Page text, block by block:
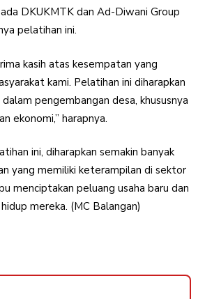
DKUKMTK dan Ad-Diwani Group
pelatihan ini.
kasih atas kesempatan yang
kami. Pelatihan ini diharapkan
pengembangan desa, khususnya
ekonomi,” harapnya.
ini, diharapkan semakin banyak
yang memiliki keterampilan di sektor
menciptakan peluang usaha baru dan
mereka. (MC Balangan)